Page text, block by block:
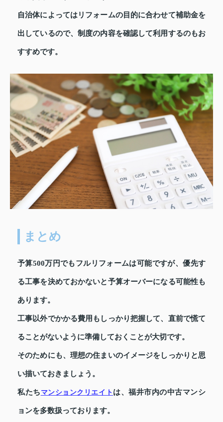
自治体によってはリフォームの目的に合わせて補助金を
出しているので、制度の内容を確認して利用するのもお
すすめです。
まとめ
予算500万円でもフルリフォームは可能ですが、優先す
る工事を決めておかないと予算オーバーになる可能性も
あります。
工事以外でかかる費用もしっかり把握して、直前で慌て
ることがないように準備しておくことが大切です。
そのためにも、理想の住まいのイメージをしっかりと思
い描いておきましょう。
私たち マンションクリエイト は、福井市内の中古マンシ
ョンを多数扱っております。